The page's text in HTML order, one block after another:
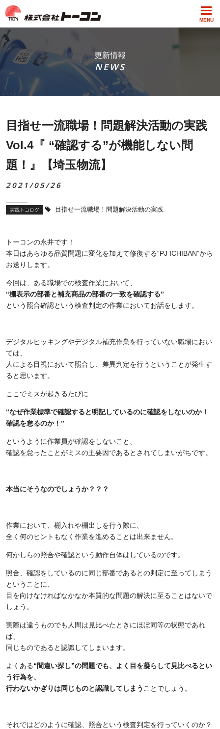
MENU
更新情報
NEWS
目指せ一流職場！問題解決活動の実践
Vol.4『 “確認する”が機能しない問
題！』【埼玉物流】
2021/05/26
実践トコログ 目指せ一流職場！問題解決活動の実践
トーコンの永井です！
本日はあらゆる品質問題に変化を加えて修復する“PJ ICHIBAN”から
お送りします。
今回は、ある職場での検査作業において、
“棚表示の部番と補充商品の部番の一致を確認する”
という照合確認という検査判定の作業においてお話をします。
デジタルピッキングやデジタル補充作業を行っていない職場におい
ては、
人による目視において照合し、差異判定を行うということが発生す
ると思います。
ここでミスが起きるたびに
“なぜ作業標準で確認すると明記しているのに確認をしないのか！
確認を怠るのか！”
というように作業員が確認をしないこと、
確認を怠ったことがミスの主要因であるとされてしまいがちです。
本当にそうなのでしょうか？？？
作業において、棚入れや棚出しを行う際に、
全く何のヒントもなく作業を進めることは出来ません。
何かしらの照合や確認という動作自体はしているのです。
照合、確認をしているのに同じ部番であるとの判定に至ってしまう
ということに、
目を向けなければなかなか本質的な問題の解決に至ることはないで
しょう。
実際は違うものでも人間は見比べたときにほぼ同等の状態であれ
ば、
同じものであると認識してしまいます。
よくある“間違い探し”の問題でも、よく目を凝らして見比べるとい
う行為を、
行わないかぎりは同じものと認識してしまう ことでしょう。
それではどのように確認、照合という検査判定を行っていくのか？